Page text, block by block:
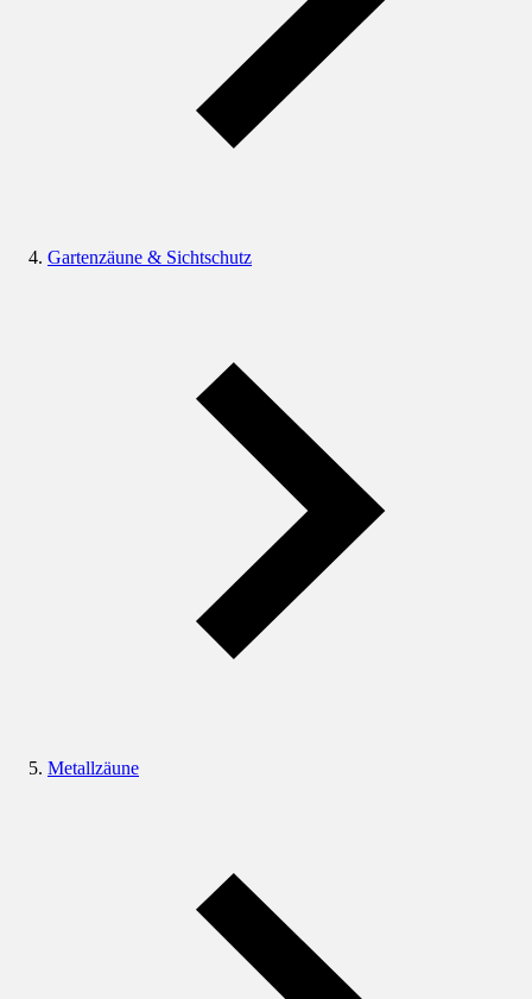
Gartenzäune & Sichtschutz
Metallzäune